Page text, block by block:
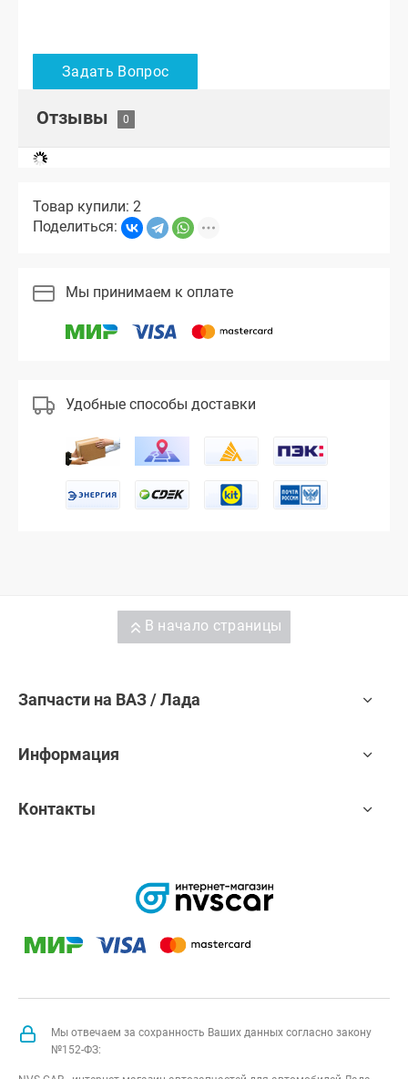
Отзывы
Товар купили: 2
Поделиться:
Мы принимаем к оплате
Удобные способы доставки
В начало страницы
Запчасти на ВАЗ / Лада
Информация
Контакты
Мы отвечаем за сохранность Ваших данных согласно закону
№152-ФЗ: